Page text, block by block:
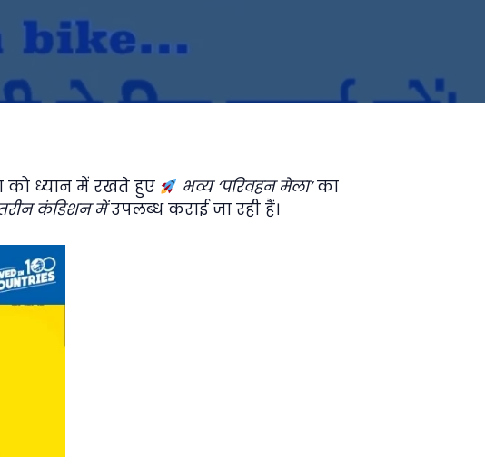
को ध्यान में रखते हुए भव्य ‘परिवहन मेला’का
कंडिशन मेंउपलब्ध कराई जा रही हैं।